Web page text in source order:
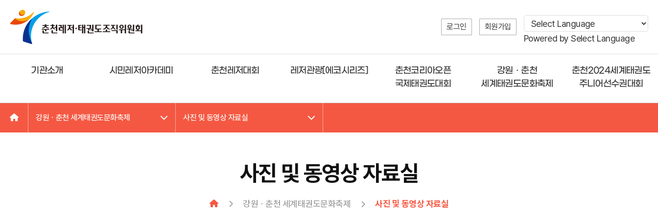
로그인 회원가입
Powered bySelect Language
기관소개 시민레저아카데미 춘천레저대회 레저관광[에코시리즈]
춘천코리아오픈
국제태권도대회
강원ㆍ춘천
세계태권도문화축제
춘천2024세계태권도
주니어선수권대회
강원ㆍ춘천 세계태권도문화축제 사진 및 동영상 자료실
사진 및 동영상 자료실
강원ㆍ춘천 세계태권도문화축제 사진 및 동영상 자료실